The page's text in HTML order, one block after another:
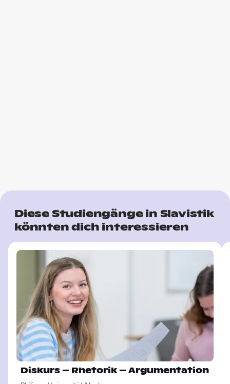
Diese Studiengänge in Slavistik
könnten dich interessieren
Diskurs – Rhetorik – Argumentation